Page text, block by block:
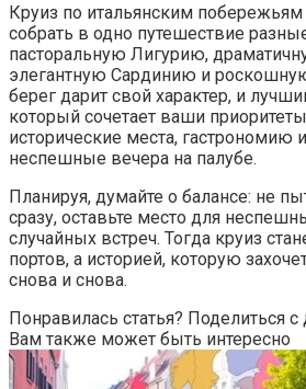
Круиз по итальянским
собрать в одно путешествие
пасторальную Лигурию,
элегантную Сардинию и
берег дарит свой характер, и
который сочетает ваши
исторические места, гастрономию
неспешные вечера на палубе.
Планируя, думайте о балансе: не
сразу, оставьте место для
случайных встреч. Тогда круиз
портов, а историей, которую
снова и снова.
Понравилась статья? Поделиться с
Вам также может быть интересно